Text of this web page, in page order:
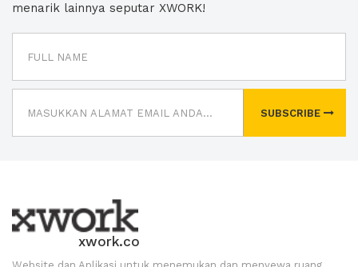
menarik lainnya seputar XWORK!
SUBSCRIBE
xwork.co